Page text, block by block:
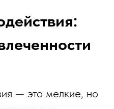
— это мелкие, но